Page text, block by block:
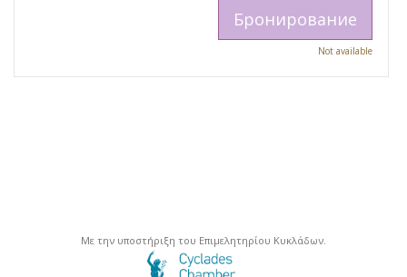
Бронирование
Not available
Με την υποστήριξη του Επιμελητηρίου Κυκλάδων.